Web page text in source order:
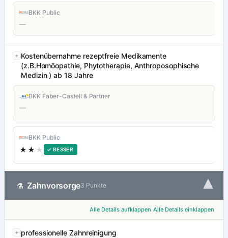
BKK Public
—
Kostenübernahme rezeptfreie Medikamente
(z.B.Homöopathie, Phytotherapie, Anthroposophische
Medizin ) ab 18 Jahre
BKK Faber-Castell & Partner
—
BKK Public
★★ ★ ✓ BESSER
⚗ Zahnvorsorge3 Punkte ▾
Alle Details aufklappen Alle Details einklappen
professionelle Zahnreinigung